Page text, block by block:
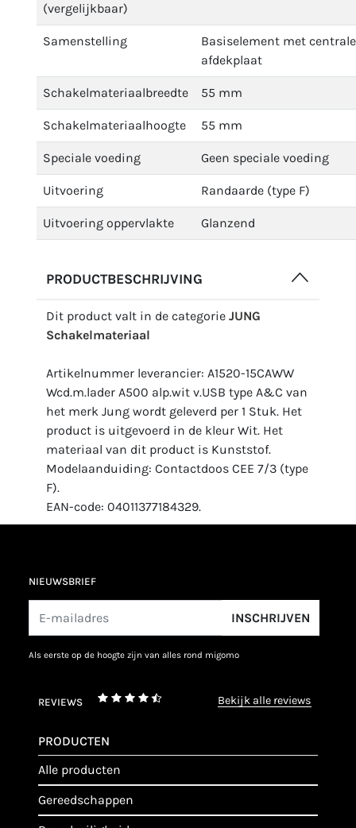
(vergelijkbaar)
Samenstelling
Basiselement met centrale
afdekplaat
Schakelmateriaalbreedte 55 mm
Schakelmateriaalhoogte 55 mm
Speciale voeding Geen speciale voeding
Uitvoering Randaarde (type F)
Uitvoering oppervlakte Glanzend
PRODUCTBESCHRIJVING
Dit product valt in de categorie JUNG
Schakelmateriaal
Artikelnummer leverancier: A1520-15CAWW
Wcd.m.lader A500 alp.wit v.USB type A&C van
het merk Jung wordt geleverd per 1 Stuk. Het
product is uitgevoerd in de kleur Wit. Het
materiaal van dit product is Kunststof.
Modelaanduiding: Contactdoos CEE 7/3 (type
F).
EAN-code: 04011377184329.
NIEUWSBRIEF
INSCHRIJVEN
als eerste op de hoogte zijn van alles rond migomo
REVIEWS bekijk alle reviews
PRODUCTEN
alle producten
gereedschappen